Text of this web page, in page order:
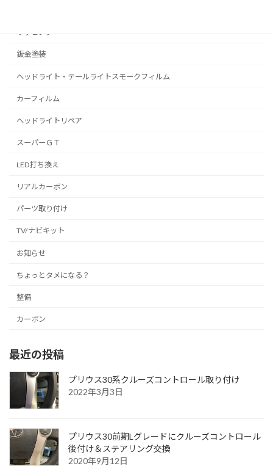
ラッピング
鈑金塗装
ヘッドライト・テールライトスモークフィルム
カーフィルム
ヘッドライトリペア
スーパーＧＴ
LED打ち換え
リアルカーボン
パーツ取り付け
TV/ナビキット
お知らせ
ちょっとタメになる？
整備
カーボン
最近の投稿
プリウス30系クルーズコントロール取り付け
2022年3月3日
プリウス30前期Lグレードにクルーズコントロール
後付け＆ステアリング交換
2020年9月12日